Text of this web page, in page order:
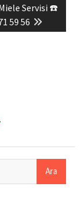
Servisi ☎️
59 56
.